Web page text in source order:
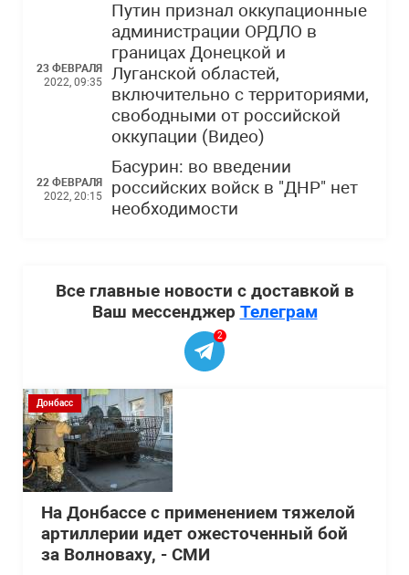
23 ФЕВРАЛЯ
2022, 09:35
Путин признал оккупационные
администрации ОРДЛО в
границах Донецкой и
Луганской областей,
включительно с территориями,
свободными от российской
оккупации (Видео)
22 ФЕВРАЛЯ
2022, 20:15
Басурин: во введении
российских войск в "ДНР" нет
необходимости
Все главные новости с доставкой в
Ваш мессенджер Телеграм
2
Донбасс
На Донбассе с применением тяжелой
артиллерии идет ожесточенный бой
за Волноваху, - СМИ